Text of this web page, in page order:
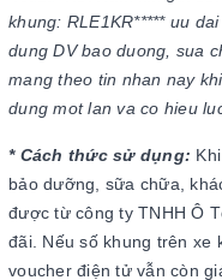
khung: RLE1KR***** uu
dung DV bao duong, sua
mang theo tin nhan nay
dung mot lan va co hieu
* Cách thức sử dụng:
bảo dưỡng, sữa chữa,
được từ công ty TNHH Ô
đãi. Nếu số khung trên xe
voucher điện tử vẫn còn